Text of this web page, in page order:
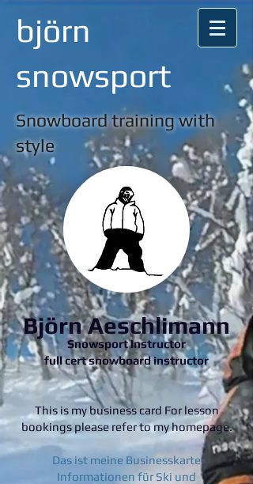
björn
snowsport
Snowboard training with
style
Björn Aeschlimann
Snowsport Instructor
full cert snowboard instructor
This is my business card For lesson
bookings please refer to my homepage.
Das ist meine Businesskarte
Informationen für Ski und